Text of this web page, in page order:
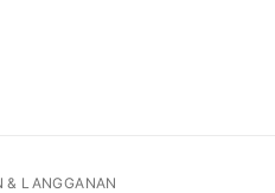
& LANGGANAN